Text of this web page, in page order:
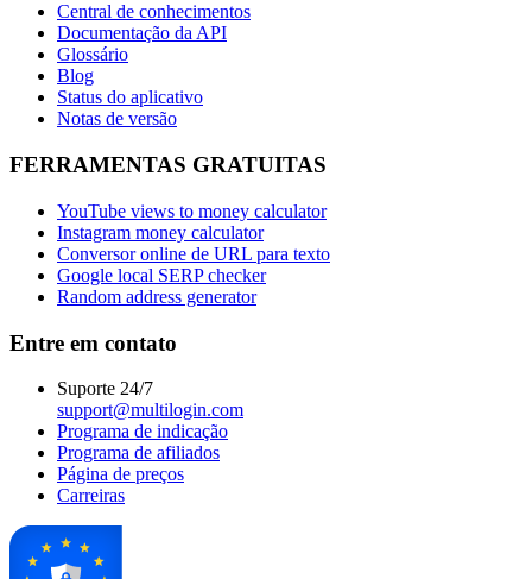
Central de conhecimentos
Documentação da API
Glossário
Blog
Status do aplicativo
Notas de versão
FERRAMENTAS GRATUITAS
YouTube views to money calculator
Instagram money calculator
Conversor online de URL para texto
Google local SERP checker
Random address generator
Entre em contato
Suporte 24/7
support@multilogin.com
Programa de indicação
Programa de afiliados
Página de preços
Carreiras